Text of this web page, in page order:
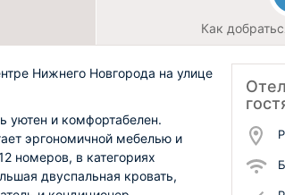
Как
Нижнего Новгорода на улице
уютен и комфортабелен.
эргономичной мебелью и
номеров, в категориях
двуспальная кровать,